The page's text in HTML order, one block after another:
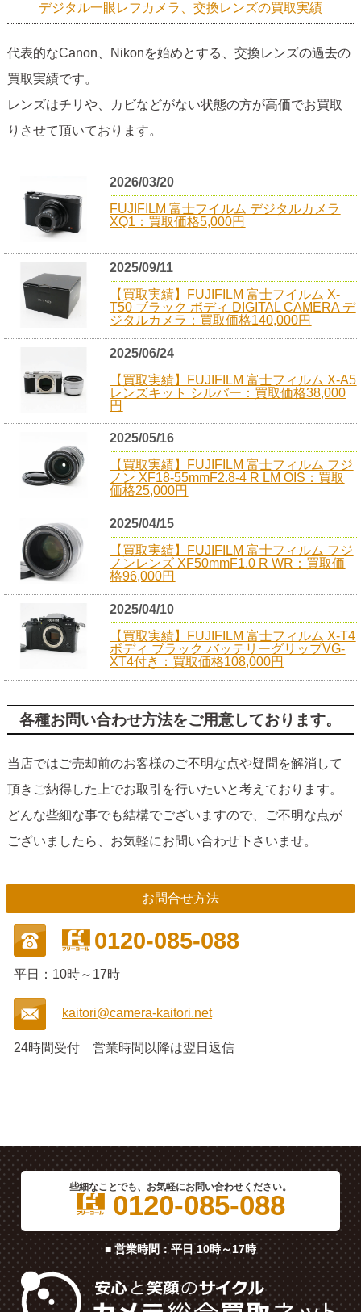
デジタル一眼レフカメラ、交換レンズの買取実績
代表的なCanon、Nikonを始めとする、交換レンズの過去の
買取実績です。
レンズはチリや、カビなどがない状態の方が高価でお買取
りさせて頂いております。
2026/03/20
FUJIFILM 富士フイルム デジタルカメラ
XQ1：買取価格5,000円
2025/09/11
【買取実績】FUJIFILM 富士フイルム X-
T50 ブラック ボディ DIGITAL CAMERA デ
ジタルカメラ：買取価格140,000円
2025/06/24
【買取実績】FUJIFILM 富士フィルム X-A5
レンズキット シルバー：買取価格38,000
円
2025/05/16
【買取実績】FUJIFILM 富士フィルム フジ
ノン XF18-55mmF2.8-4 R LM OIS：買取
価格25,000円
2025/04/15
【買取実績】FUJIFILM 富士フィルム フジ
ノンレンズ XF50mmF1.0 R WR：買取価
格96,000円
2025/04/10
【買取実績】FUJIFILM 富士フィルム X-T4
ボディ ブラック バッテリーグリップVG-
XT4付き：買取価格108,000円
各種お問い合わせ方法をご用意しております。
当店ではご売却前のお客様のご不明な点や疑問を解消して
頂きご納得した上でお取引を行いたいと考えております。
どんな些細な事でも結構でございますので、ご不明な点が
ございましたら、お気軽にお問い合わせ下さいませ。
お問合せ方法
0120-085-088
平日：10時～17時
kaitori@camera-kaitori.net
24時間受付 営業時間以降は翌日返信
些細なことでも、お気軽にお問い合わせください。
0120-085-088
■ 営業時間：平日 10時～17時